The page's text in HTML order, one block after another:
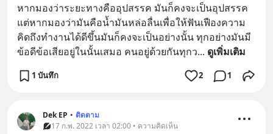
หากมองว่าระยะทางคืออุปสรรค มันก็คงจะเป็นอุปสรรค
แต่หากมองว่ามันคือน้ำมันหล่อลื่นเพื่อให้ฟันเฟืองความ
คิดถึงทำงานได้ดีขึ้นมันก็คงจะเป็นอย่างนั้น ทุกอย่างมันมี
ข้อดีข้อเสียอยู่ในนั้นเสมอ คนอยู่ด้วยกันทุกว... ดูเพิ่มเติม
1 บันทึก 2 1
Dek EP • ติดตาม
17 ก.พ. 2022 เวลา 02:00 • ความคิดเห็น